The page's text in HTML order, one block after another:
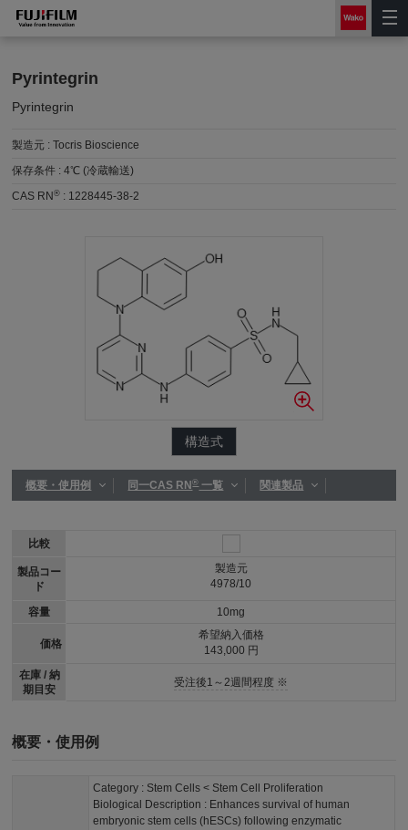
Pyrintegrin
Pyrintegrin
製造元 :Tocris Bioscience
保存条件 :4℃ (冷蔵輸送)
CAS RN® : 1228445-38-2
構造式
概要・使用例 同一CAS RN®一覧 関連製品
比較
製品コー
ド
容量
価格
在庫 / 納
期目安
製造元
4978/10
10mg
希望納入価格
143,000 円
受注後1～2週間程度 ※
概要・使用例
Category : Stem Cells < Stem Cell Proliferation
Biological Description : Enhances survival of human
embryonic stem cells (hESCs) following enzymatic